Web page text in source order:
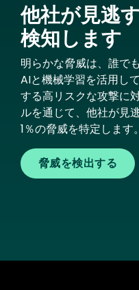
他社が見逃
検知します
明らかな脅威は、誰で
AIと機械学習を活用し
する高リスクな攻撃に
ルを通じて、他社が見
1％の脅威を特定します。
脅威を検出する